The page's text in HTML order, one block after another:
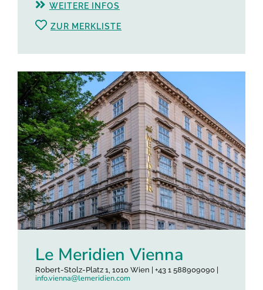
WEITERE INFOS
ZUR MERKLISTE
Le Meridien Vienna
Robert-Stolz-Platz 1, 1010 Wien | +43 1 588909090 |
info.vienna@lemeridien.com